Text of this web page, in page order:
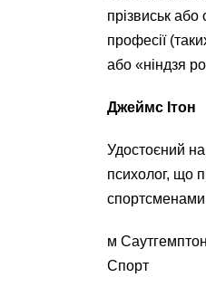
прізвиськ
професії
або «ніндзя
Джеймс Ітон
Удостоєний
психолог, що
спортсменами
м
Спорт